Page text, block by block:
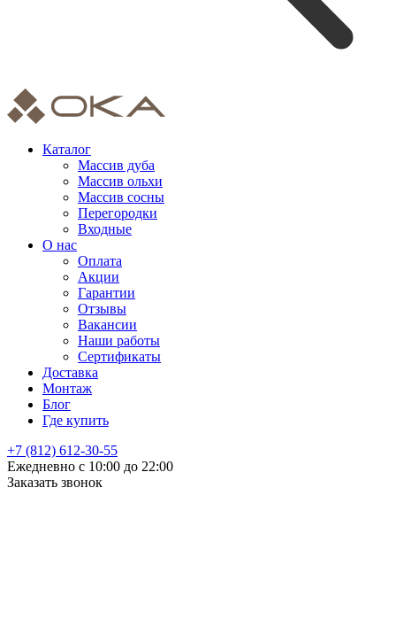
Каталог
Массив дуба
Массив ольхи
Массив сосны
Перегородки
Входные
О нас
Оплата
Акции
Гарантии
Отзывы
Вакансии
Наши работы
Сертификаты
Доставка
Монтаж
Блог
Где купить
+7 (812) 612-30-55
Ежедневно с 10:00 до 22:00
Заказать звонок